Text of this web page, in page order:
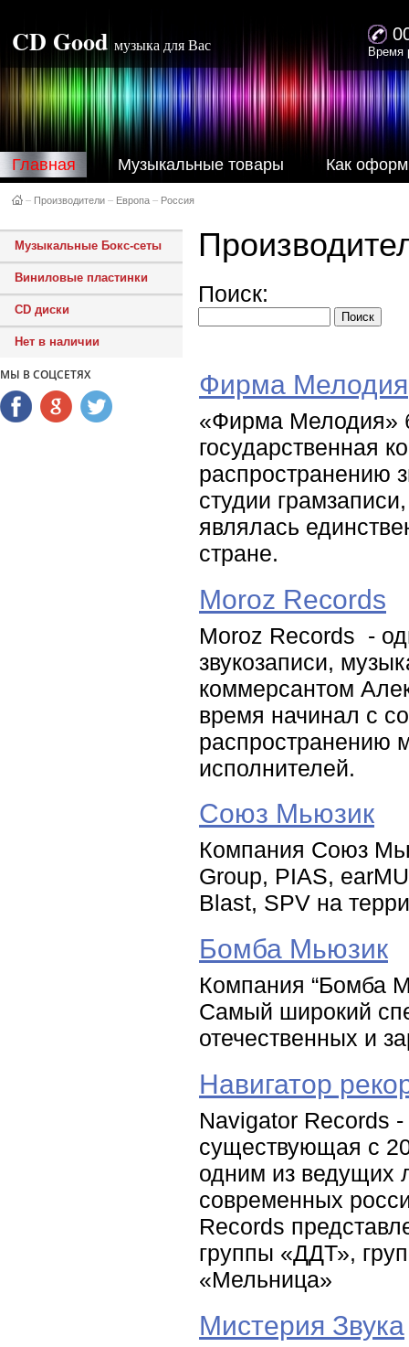
CD Good музыка для Вас Время
Главная Музыкальные товары Как
– Производители – Европа – Россия
Музыкальные Бокс-сеты
Виниловые пластинки
CD диски
Нет в наличии
МЫ В СОЦСЕТЯХ
Поиск:
Фирма Мелодия
«Фирма Мелодия»
государственная
распространению
студии
являлась
стране.
Moroz Records
Moroz Records -
звукозаписи,
коммерсантом
время начинал с
распространению
исполнителей.
Союз Мьюзик
Компания Союз
Group, PIAS,
Blast, SPV на
Бомба Мьюзик
Компания “Бомба
Самый широкий
отечественных и
Навигатор
Navigator Records
существующая с
одним из ведущих
современных
Records
группы «ДДТ»,
«Мельница»
Мистерия Звука